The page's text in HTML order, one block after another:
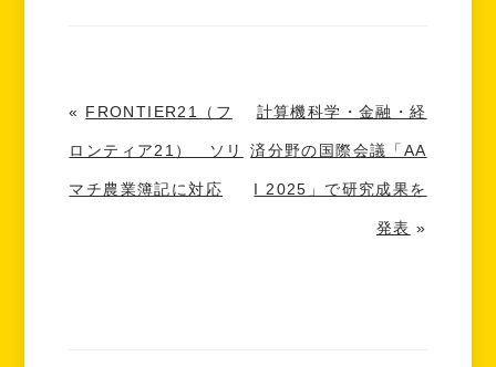
« FRONTIER21（フ
ロンティア21） ソリ
マチ農業簿記に対応
計算機科学・金融・経
済分野の国際会議「AA
I 2025」で研究成果を
発表 »